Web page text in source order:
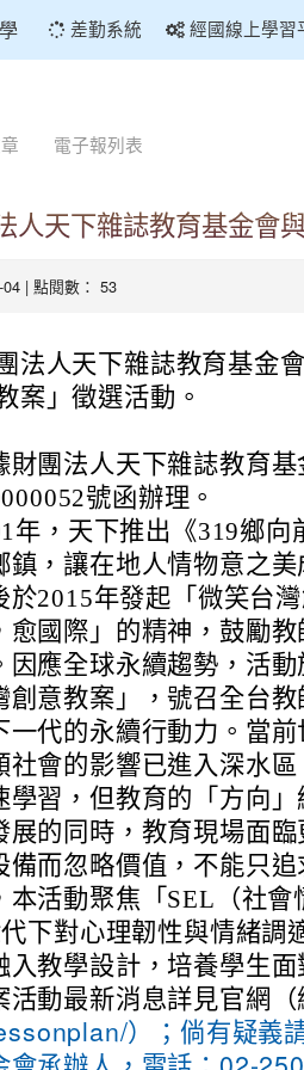
差勤系統 經國線上學習
電子報列表
人天下雜誌教育基金會
04 | 點閱數： 53
法人天下雜誌教育基金
案」徵選活動。
財團法人天下雜誌教育
號函辦理。
年，天下推出《319鄉
鎮，讓在地人情物意之
於2015年發起「微笑台
愈國際」的精神，鼓勵
因應全球永續趨勢，活
創意教案」，號召全台
一代的永續行動力。當
社會的影響已進入深水
學習，但教育的「方向
展的同時，教育現場面
備而忽略價值，不能只
本活動聚焦「SEL（社
下對心理韌性與情緒調
入教學設計，培養學生
活動最新消息詳見官網（
）；倘有疑義